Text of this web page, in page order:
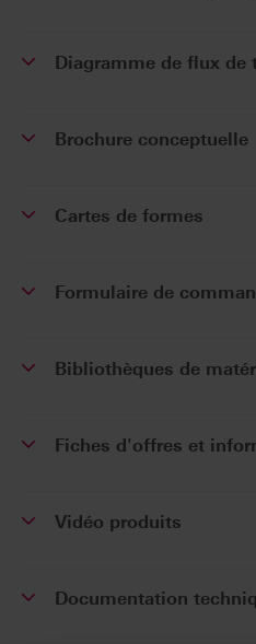
Diagramme de flux de
Brochure conceptuelle
Cartes de formes
Formulaire de
Bibliothèques de
Fiches d'offres et
Vidéo produits
Documentation